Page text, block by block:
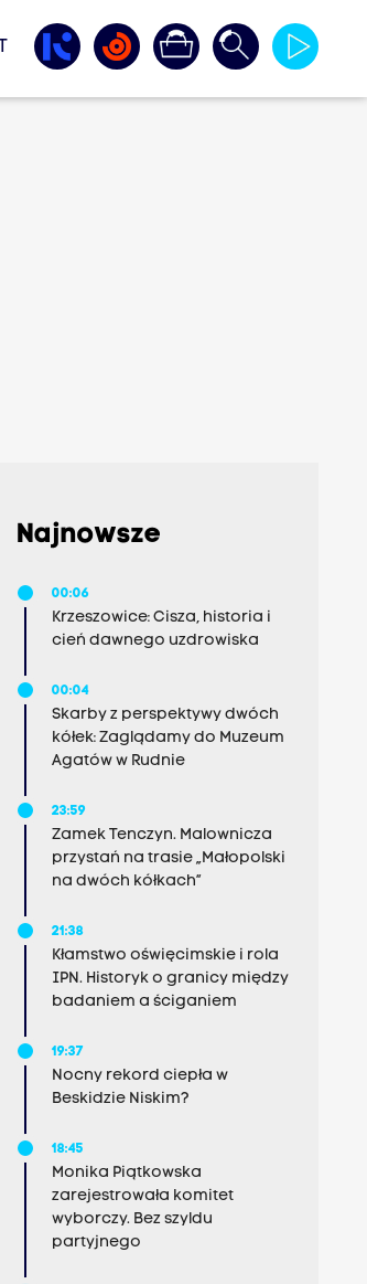
Najnowsze
00:06
Krzeszowice: Cisza, historia i
cień dawnego uzdrowiska
00:04
Skarby z perspektywy dwóch
kółek: Zaglądamy do Muzeum
Agatów w Rudnie
23:59
Zamek Tenczyn. Malownicza
przystań na trasie „Małopolski
na dwóch kółkach”
21:38
Kłamstwo oświęcimskie i rola
IPN. Historyk o granicy między
badaniem a ściganiem
19:37
Nocny rekord ciepła w
Beskidzie Niskim?
18:45
Monika Piątkowska
zarejestrowała komitet
wyborczy. Bez szyldu
partyjnego